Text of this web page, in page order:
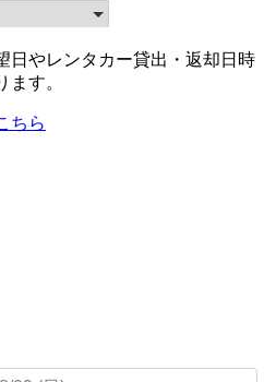
日やレンタカー貸出・返却日時
す。
ちら